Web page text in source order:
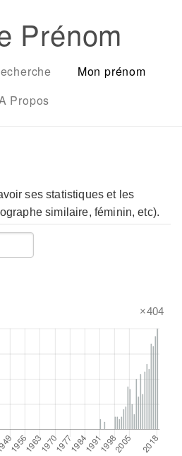
Prénom
Mon prénom
Propos
ses statistiques et les
similaire, féminin, etc).
×404